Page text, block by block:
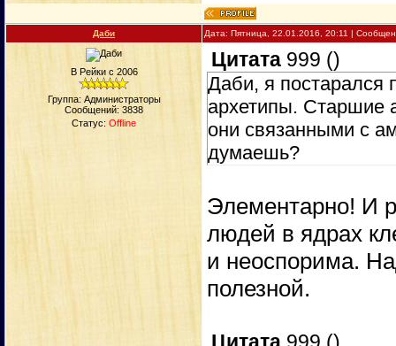
Даби Дата: Пятница, 22.01.2016, 20:11 |
В Рейки с 2006
Группа: Администраторы
Сообщений: 3838
Статус: Offline
Цитата 999 ()
Даби, я постарался
архетипы. Старшие
они связанными с
думаешь?
Элементарно! И
людей в ядрах
и неоспорима.
полезной.